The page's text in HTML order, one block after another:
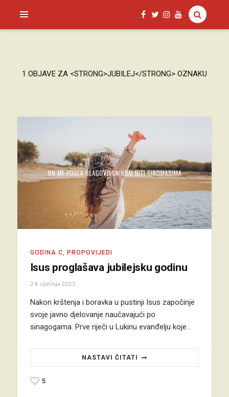
SAGUD.XYZ
1 OBJAVE ZA <STRONG>JUBILEJ</STRONG> OZNAKU
GODINA C PROPOVIJEDI
Isus proglašava jubilejsku godinu
24. siječnja 2025.
Nakon krštenja i boravka u pustinji Isus započinje
svoje javno djelovanje naučavajući po
sinagogama. Prve riječi u Lukinu evanđelju koje…
NASTAVI ČITATI
5